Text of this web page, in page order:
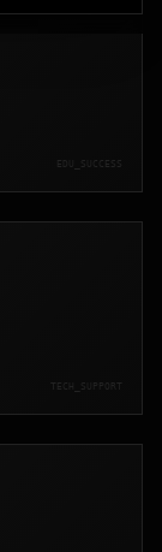
EDU_SUCCESS
TECH_SUPPORT